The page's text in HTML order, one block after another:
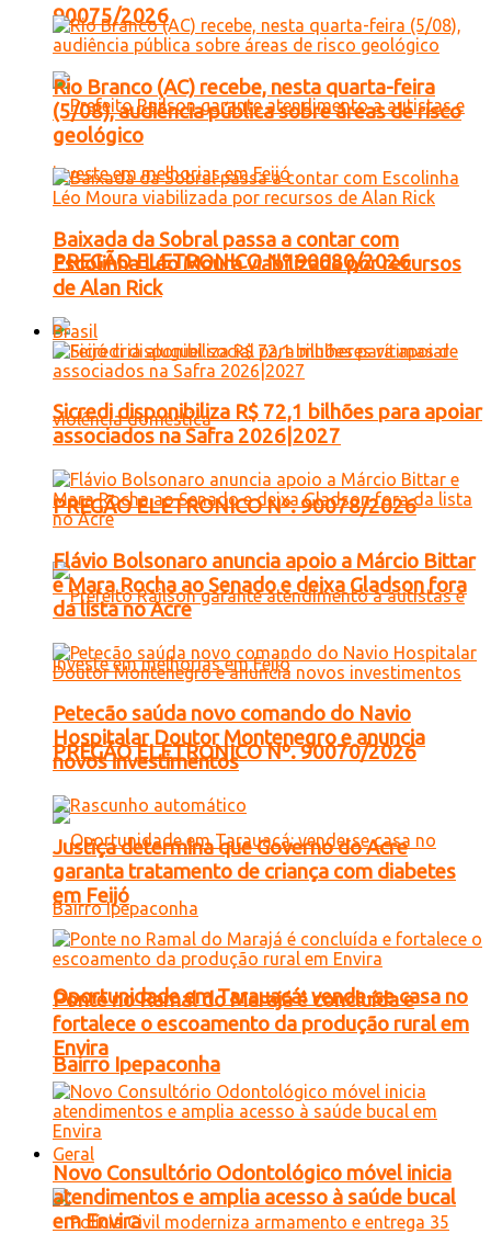
90075/2026
PREGÃO ELETRONICO Nº 90080/2026
PREGÃO ELETRONICO Nº. 90078/2026
PREGÃO ELETRONICO Nº. 90070/2026
Oportunidade em Tarauacá: vende-se casa no
Bairro Ipepaconha
Geral
Rio Branco (AC) recebe, nesta quarta-feira
(5/08), audiência pública sobre áreas de risco
geológico
Baixada da Sobral passa a contar com
Escolinha Léo Moura viabilizada por recursos
de Alan Rick
Brasil
Sicredi disponibiliza R$ 72,1 bilhões para apoiar
associados na Safra 2026|2027
Flávio Bolsonaro anuncia apoio a Márcio Bittar
e Mara Rocha ao Senado e deixa Gladson fora
da lista no Acre
Petecão saúda novo comando do Navio
Hospitalar Doutor Montenegro e anuncia
novos investimentos
Justiça determina que Governo do Acre
garanta tratamento de criança com diabetes
em Feijó
Ponte no Ramal do Marajá é concluída e
fortalece o escoamento da produção rural em
Envira
Novo Consultório Odontológico móvel inicia
atendimentos e amplia acesso à saúde bucal
em Envira